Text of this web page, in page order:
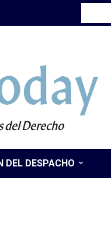
del Derecho
DEL DESPACHO